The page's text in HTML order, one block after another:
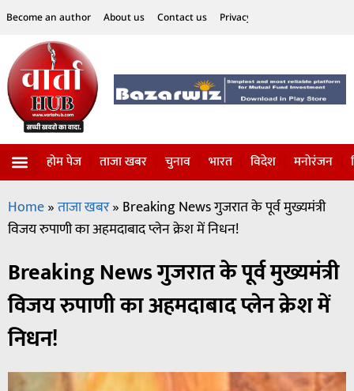
Become an author About us Contact us Privacy Policy
होम पेज ताजा खबर चुनाव भारत विदेश मनोरंजन
Home»ताजा खबर» Breaking News गुजरात के पूर्व मुख्यमंत्री
विजय रुपाणी का अहमदाबाद प्लेन क्रेश में निधन!
Breaking News गुजरात के पूर्व मुख्यमंत्री
विजय रुपाणी का अहमदाबाद प्लेन क्रेश में
निधन!